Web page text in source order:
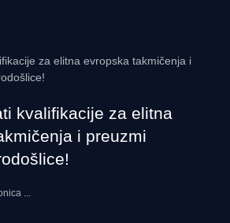
kvalifikacije za elitna
i preuzmi
...